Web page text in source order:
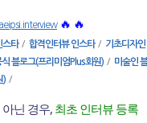
🔥 🔥
스타/ 합격인터뷰 인스타/ 기초디자인
식 블로그(프리미엄Plus회원) / 미술인 블
) /
닌 경우, 최초 인터뷰 등록